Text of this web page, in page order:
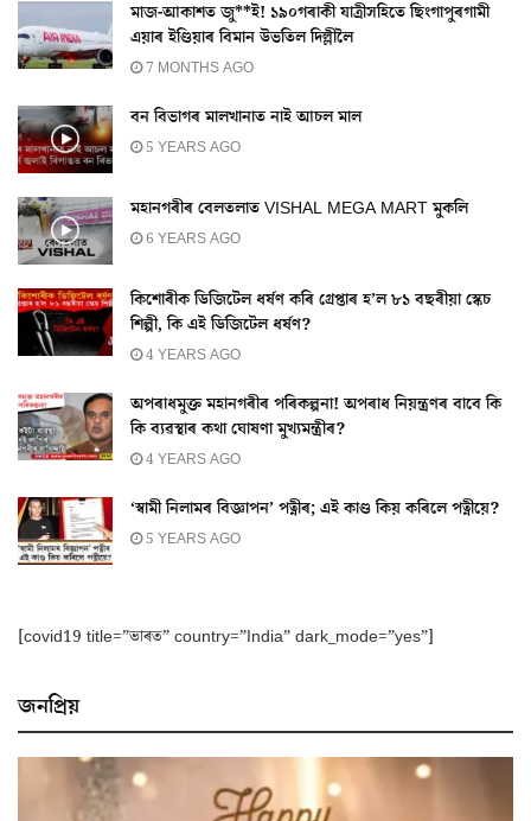
মাজ-আকাশত জু**ই! ১৯০গৰাকী যাত্ৰীসহিতে ছিংগাপুৰগামী
এয়াৰ ইণ্ডিয়াৰ বিমান উভতিল দিল্লীলৈ
7 MONTHS AGO
বন বিভাগৰ মালখানাত নাই আচল মাল
5 YEARS AGO
মহানগৰীৰ বেলতলাত VISHAL MEGA MART মুকলি
6 YEARS AGO
কিশোৰীক ডিজিটেল ধৰ্ষণ কৰি গ্ৰেপ্তাৰ হ’ল ৮১ বছৰীয়া স্কেচ
শিল্পী, কি এই ডিজিটেল ধৰ্ষণ?
4 YEARS AGO
অপৰাধমুক্ত মহানগৰীৰ পৰিকল্পনা! অপৰাধ নিয়ন্ত্ৰণৰ বাবে কি
কি ব্যৱস্থাৰ কথা ঘোষণা মুখ্যমন্ত্ৰীৰ?
4 YEARS AGO
‘স্বামী নিলামৰ বিজ্ঞাপন’ পত্নীৰ; এই কাণ্ড কিয় কৰিলে পত্নীয়ে?
5 YEARS AGO
[covid19 title=”ভাৰত” country=”India” dark_mode=”yes”]
জনপ্ৰিয়